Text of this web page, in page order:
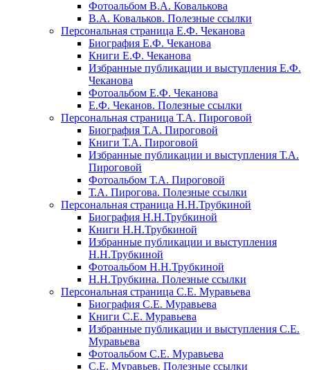
Фотоальбом В.А. Ковалькова
В.А. Ковальков. Полезные ссылки
Персональная страница Е.Ф. Чеканова
Биография Е.Ф. Чеканова
Книги Е.Ф. Чеканова
Избранные публикации и выступления Е.Ф.
Чеканова
Фотоальбом Е.Ф. Чеканова
Е.Ф. Чеканов. Полезные ссылки
Персональная страница Т.А. Пироговой
Биография Т.А. Пироговой
Книги Т.А. Пироговой
Избранные публикации и выступления Т.А.
Пироговой
Фотоальбом Т.А. Пироговой
Т.А. Пирогова. Полезные ссылки
Персональная страница Н.Н.Трубкиной
Биография Н.Н.Трубкиной
Книги Н.Н.Трубкиной
Избранные публикации и выступления
Н.Н.Трубкиной
Фотоальбом Н.Н.Трубкиной
Н.Н.Трубкина. Полезные ссылки
Персональная страница С.Е. Муравьева
Биография С.Е. Муравьева
Книги С.Е. Муравьева
Избранные публикации и выступления С.Е.
Муравьева
Фотоальбом С.Е. Муравьева
С.Е. Муравьев. Полезные ссылки